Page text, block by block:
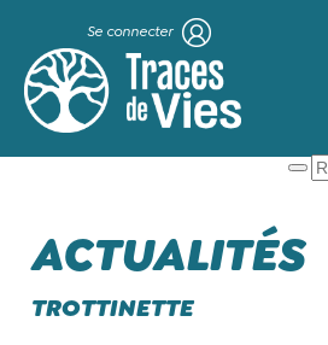
Se connecter
ACTUALITÉS
TROTTINETTE